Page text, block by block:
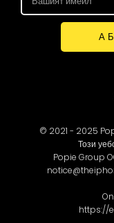
© 2021 - 2025
Този
Popie Group
https://